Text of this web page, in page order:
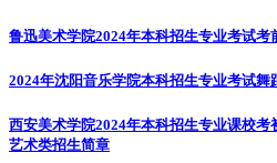
鲁迅美术学院2024年本科招生专业考试考
2024年沈阳音乐学院本科招生专业考试舞
西安美术学院2024年本科招生专业课校
艺术类招生简章